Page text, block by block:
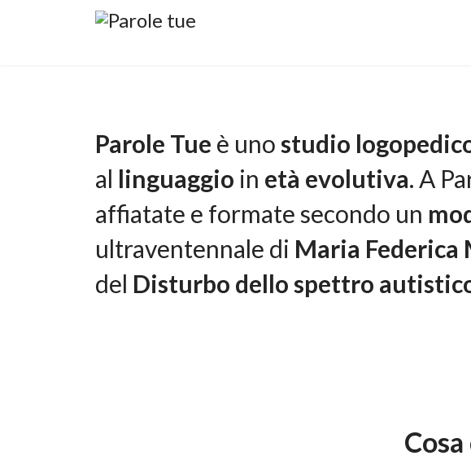
Parole Tue è unostudio
al linguaggio in età evolutiva. A
affiatate e formate secondo un
ultraventennale di Maria Federica
del Disturbo dello spettro